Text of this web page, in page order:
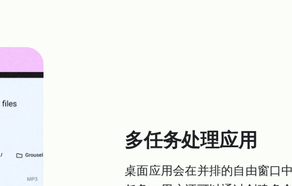
多任务处理应用
桌面应用会在并排的自由窗口